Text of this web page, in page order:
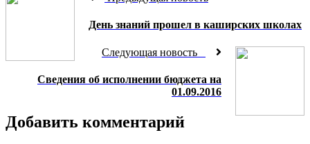
День знаний прошел в каширских школах
Следующая новость
Сведения об исполнении бюджета на
01.09.2016
Добавить комментарий